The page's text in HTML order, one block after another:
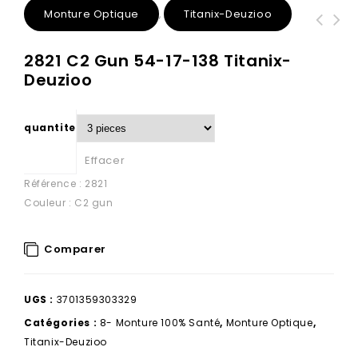
Monture Optique , Titanix-Deuzioo
2821 C2 Gun 54-17-138 Titanix-
Deuzioo
quantite
Effacer
Référence : 2821
Couleur : C2 gun
Comparer
UGS : 3701359303329
Catégories : 8- Monture 100% Santé, Monture Optique,
Titanix-Deuzioo